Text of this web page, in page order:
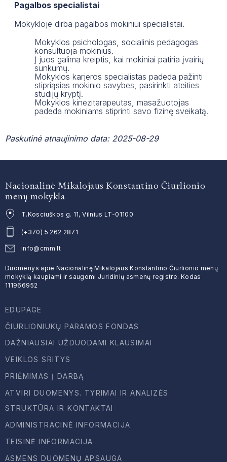
Pagalbos specialistai
Mokykloje dirba pagalbos mokiniui specialistai.
Mokyklos psichologas, socialinis pedagogas
konsultuoja mokinius.
Į juos galima kreiptis, kai mokiniai patiria įvairių
sunkumų.
Mokyklos karjeros specialistas padeda pažinti
stipriąsias mokinio savybes, pasirinkti ateities
studijų kryptį.
Mokyklos kineziterapeutas, masažuotojas
padeda mokiniams stiprinti savo fizinę sveikatą.
Paskutinė atnaujinimo data: 2025-08-29
Nacionalinė Mikalojaus Konstantino Čiurlionio
menų mokykla
T.Kosciuškos g. 11, Vilnius LT-01100
(+370) 5 262 2871
info@cmm.lt
Duomenys apie Nacionalinę Mikalojaus Konstantino Čiurlionio menų
mokyklą kaupiami ir saugomi Juridinių asmenų registre. Kodas
111966952
EDUPAGE
ČIURLIONIUKŲ PARAMOS FONDAS
DAŽNIAUSIAI UŽDUODAMI KLAUSIMAI
VEIKLOS SRITYS
PRIĖMIMAS Į DARBĄ
ATVIRI DUOMENYS. TYRIMAI IR ANALIZĖS
STRUKTŪRA IR KONTAKTAI
ADMINISTRACINĖ INFORMACIJA
TEISINĖ INFORMACIJA
ASMENS DUOMENŲ APSAUGA